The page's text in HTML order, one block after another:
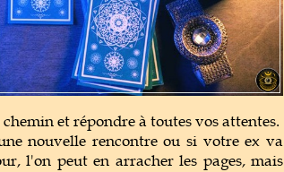
et répondre à toutes vos attentes.
nouvelle rencontre ou si votre ex va
l'on peut en arracher les pages, mais